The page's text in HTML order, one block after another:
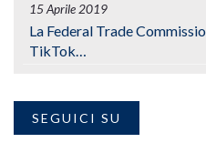
15 Aprile 2019
La Federal Trade
TikTok…
SEGUICI SU